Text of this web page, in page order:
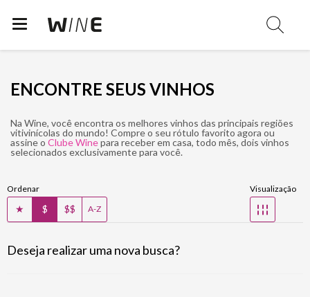
ENCONTRE SEUS VINHOS
Na Wine, você encontra os melhores vinhos das principais regiões
vitivinícolas do mundo! Compre o seu rótulo favorito agora ou
assine o Clube Winepara receber em casa, todo mês, dois vinhos
selecionados exclusivamente para você.
Visualização
☷
Ordenar
★ $ $$ A-Z
Deseja realizar uma nova busca?